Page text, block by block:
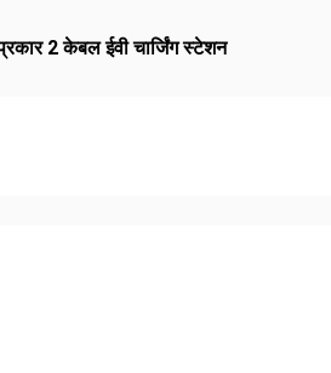
2 केबल ईवी चार्जिंग स्टेशन